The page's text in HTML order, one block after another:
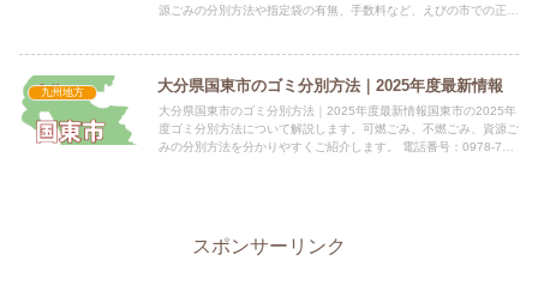
源ごみの分別方法や指定袋の有無、手数料など、えびの市での正し
九州地方 大分県国東市のゴミ分別方法｜2025年度最新情報
大分県国東市のゴミ分別方法｜2025年度最新情報国東市の2025年
度ゴミ分別方法について解説します。可燃ごみ、不燃ごみ、資源ご
みの分別方法を分かりやすくご紹介します。 電話番号：0978-72-
スポンサーリンク